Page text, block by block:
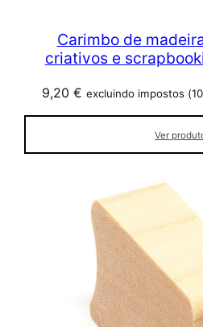
Carimbo de
criativos e
9,20 € excluindo impostos (
Ver